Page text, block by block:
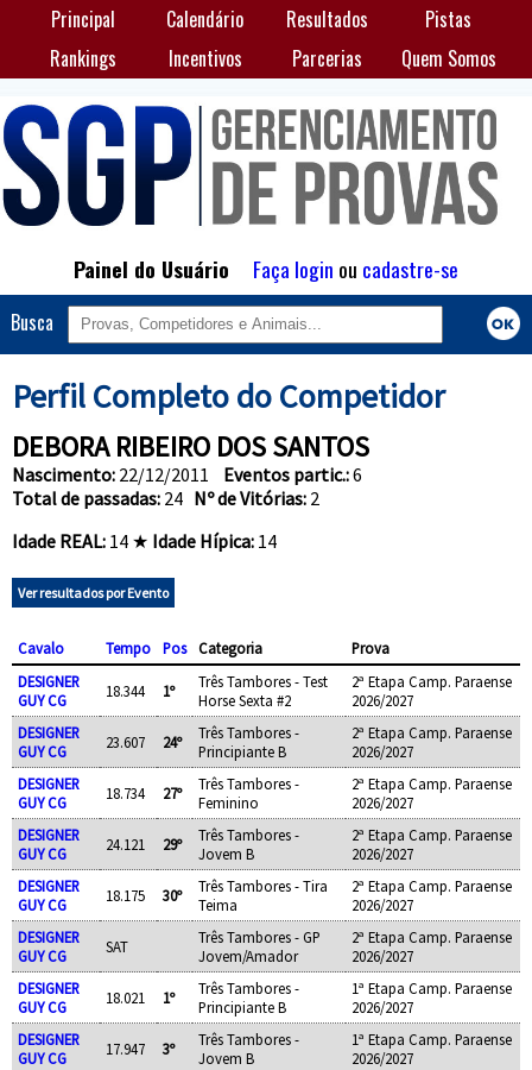
Principal Calendário Resultados
Pistas
Rankings
Incentivos Parcerias Quem Somos
Painel do Usuário Faça login ou cadastre-se
Busca
Perfil Completo do Competidor
DEBORA RIBEIRO DOS SANTOS
Nascimento: 22/12/2011 Eventos partic.:6
Total de passadas: 24 Nº de Vitórias: 2
Idade REAL:14 ★ Idade Hípica:14
Ver resultados por Evento
Cavalo Tempo Pos Categoria
Prova
DESIGNER
GUY CG
18.344 1º
Três Tambores - Test
Horse Sexta #2
2ª Etapa Camp. Paraense
2026/2027
DESIGNER
GUY CG
23.607 24º
Três Tambores -
Principiante B
2ª Etapa Camp. Paraense
2026/2027
DESIGNER
GUY CG
18.734 27º
Três Tambores -
Feminino
2ª Etapa Camp. Paraense
2026/2027
DESIGNER
GUY CG
24.121 29º
Três Tambores -
Jovem B
2ª Etapa Camp. Paraense
2026/2027
DESIGNER
GUY CG
18.175 30º
Três Tambores - Tira
Teima
2ª Etapa Camp. Paraense
2026/2027
DESIGNER
GUY CG
SAT
Três Tambores - GP
Jovem/Amador
2ª Etapa Camp. Paraense
2026/2027
DESIGNER
GUY CG
18.021 1º
Três Tambores -
Principiante B
1ª Etapa Camp. Paraense
2026/2027
DESIGNER
GUY CG
17.947 3º
Três Tambores -
Jovem B
1ª Etapa Camp. Paraense
2026/2027